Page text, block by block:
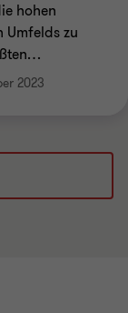
hohen
zu
…
2023